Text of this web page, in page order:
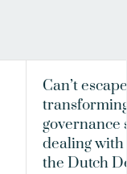
Can’t
governance
dealing
the Dutch